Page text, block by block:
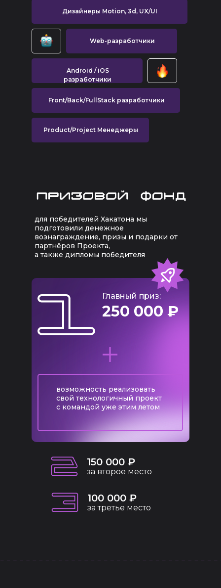
Дизайнеры Motion, 3d, UX/UI
Web-разработчики
Product/Project Менеджеры
Android / iOS
разработчики
Front/Back/FullStack разработчики
для победителей Хакатона мы
подготовили денежное
вознаграждение, призы и подарки от
партнёров Проекта,
а также дипломы победителя
150 000 ₽
за второе место
Главный приз:
250 000 ₽
100 000 ₽
за третье место
возможность реализовать
свой технологичный проект
с командой уже этим летом